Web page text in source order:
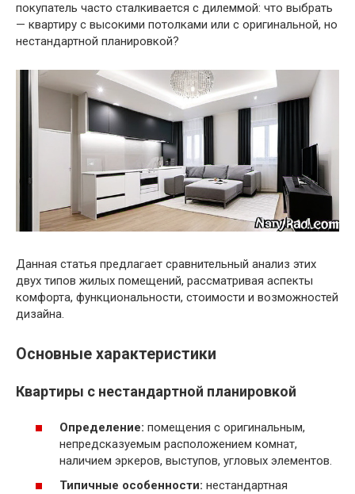
покупатель часто сталкивается с дилеммой: что выбрать
— квартиру с высокими потолками или с оригинальной, но
нестандартной планировкой?
Данная статья предлагает сравнительный анализ этих
двух типов жилых помещений, рассматривая аспекты
комфорта, функциональности, стоимости и возможностей
дизайна.
Основные характеристики
Квартиры с нестандартной планировкой
Определение: помещения с оригинальным,
непредсказуемым расположением комнат,
наличием эркеров, выступов, угловых элементов.
Типичные особенности: нестандартная